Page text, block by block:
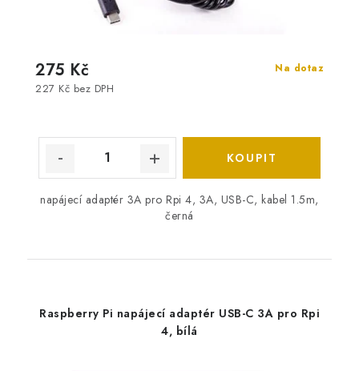
Na dotaz
227 Kč bez DPH
275 Kč
napájecí adaptér 3A pro Rpi 4, 3A, USB-C, kabel 1.5m,
černá
Raspberry Pi napájecí adaptér USB-C 3A pro Rpi
4, bílá